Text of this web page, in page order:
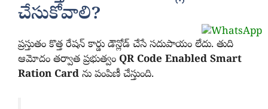
చేసుకోవాలి?
ప్రస్తుతం కొత్త రేషన్ కార్డు డౌన్లోడ్ చేసే సదుపాయం లేదు. తుది
ఆమోదం తర్వాత ప్రభుత్వం QR Code Enabled Smart
Ration Card ను పంపిణీ చేస్తుంది.